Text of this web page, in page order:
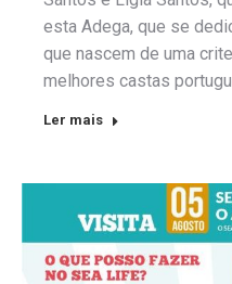
esta Adega, que se
que nascem de uma
melhores castas
Ler mais